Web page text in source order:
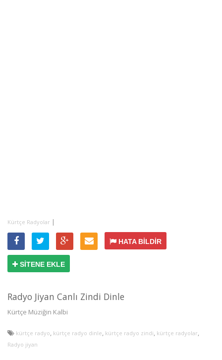
Kürtçe Radyolar |
HATA BİLDİR
SİTENE EKLE
Radyo Jiyan Canlı Zindi Dinle
Kürtçe Müziğin Kalbi
kürtçe radyo, kürtçe radyo dinle, kürtçe radyo zindi, kürtçe radyolar,
Radyo jiyan